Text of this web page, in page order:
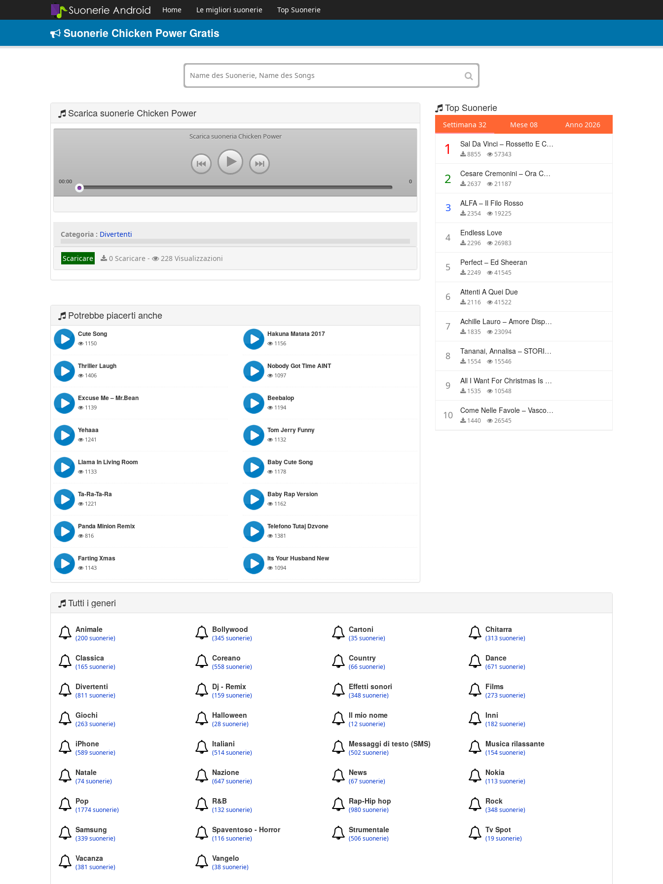
Home Le migliori suonerie Top Suonerie
Suonerie Chicken Power Gratis
Scarica suonerie Chicken Power
Scarica suoneria Chicken Power
00:00 0
Categoria : Divertenti
Scaricare 0 Scaricare - 228 Visualizzazioni
Potrebbe piacerti anche
Cute Song
1150
Hakuna Matata 2017
1156
Thriller Laugh
1406
Nobody Got Time AINT
1097
Excuse Me – Mr.Bean
1139
Beebalop
1194
Yehaaa
1241
Tom Jerry Funny
1132
Llama In Living Room
1133
Baby Cute Song
1178
Ta-Ra-Ta-Ra
1221
Baby Rap Version
1162
Panda Minion Remix
816
Telefono Tutaj Dzvone
1381
Farting Xmas
1143
Its Your Husband New
1094
Top Suonerie
Settimana 32 Mese 08 Anno 2026
1 Sal Da Vinci – Rossetto E Caffè
8855 57343
2 Cesare Cremonini – Ora Che Non Ho Più Te
2637 21187
3 ALFA – Il Filo Rosso
2354 19225
4 Endless Love
2296 26983
5 Perfect – Ed Sheeran
2249 41545
6 Attenti A Quei Due
2116 41522
7 Achille Lauro – Amore Disperato
1835 23094
8 Tananai, Annalisa – STORIE BREVI
1554 15546
9 All I Want For Christmas Is You – Mariah Carey
1535 10548
10 Come Nelle Favole – Vasco Rossi
1440 26545
Tutti i generi
Animale
(200 suonerie)
Bollywood
(345 suonerie)
Cartoni
(35 suonerie)
Chitarra
(313 suonerie)
Classica
(165 suonerie)
Coreano
(558 suonerie)
Country
(66 suonerie)
Dance
(671 suonerie)
Divertenti
(811 suonerie)
Dj - Remix
(159 suonerie)
Effetti sonori
(348 suonerie)
Films
(273 suonerie)
Giochi
(263 suonerie)
Halloween
(28 suonerie)
Il mio nome
(12 suonerie)
Inni
(182 suonerie)
iPhone
(589 suonerie)
Italiani
(514 suonerie)
Messaggi di testo (SMS)
(502 suonerie)
Musica rilassante
(154 suonerie)
Natale
(74 suonerie)
Nazione
(647 suonerie)
News
(67 suonerie)
Nokia
(113 suonerie)
Pop
(1774 suonerie)
R&B
(132 suonerie)
Rap-Hip hop
(980 suonerie)
Rock
(348 suonerie)
Samsung
(339 suonerie)
Spaventoso - Horror
(116 suonerie)
Strumentale
(506 suonerie)
Tv Spot
(19 suonerie)
Vacanza
(381 suonerie)
Vangelo
(38 suonerie)